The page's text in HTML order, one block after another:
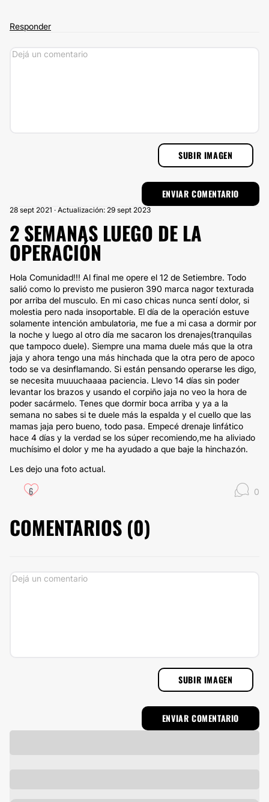
Responder
SUBIR IMAGEN
28 sept 2021 · Actualización: 29 sept 2023
2 SEMANAS LUEGO DE LA
OPERACIÓN
Hola Comunidad!!! Al final me opere el 12 de Setiembre. Todo
salió como lo previsto me pusieron 390 marca nagor texturada
por arriba del musculo. En mi caso chicas nunca sentí dolor, si
molestia pero nada insoportable. El día de la operación estuve
solamente intención ambulatoria, me fue a mi casa a dormir por
la noche y luego al otro día me sacaron los drenajes(tranquilas
que tampoco duele). Siempre una mama duele más que la otra
jaja y ahora tengo una más hinchada que la otra pero de apoco
todo se va desinflamando. Si están pensando operarse les digo,
se necesita muuuchaaaa paciencia. Llevo 14 días sin poder
levantar los brazos y usando el corpiño jaja no veo la hora de
poder sacármelo. Tenes que dormir boca arriba y ya a la
semana no sabes si te duele más la espalda y el cuello que las
mamas jaja pero bueno, todo pasa. Empecé drenaje linfático
hace 4 días y la verdad se los súper recomiendo,me ha aliviado
muchísimo el dolor y me ha ayudado a que baje la hinchazón.
Les dejo una foto actual.
6 0
COMENTARIOS (0)
SUBIR IMAGEN